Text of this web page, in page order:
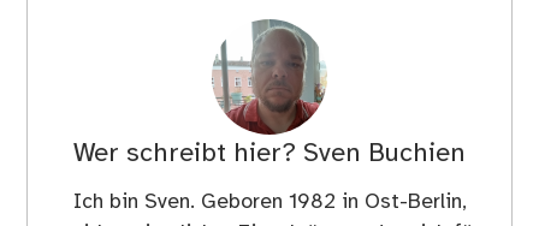
Wer schreibt hier? Sven Buchien
Ich bin Sven. Geboren 1982 in Ost-Berlin,